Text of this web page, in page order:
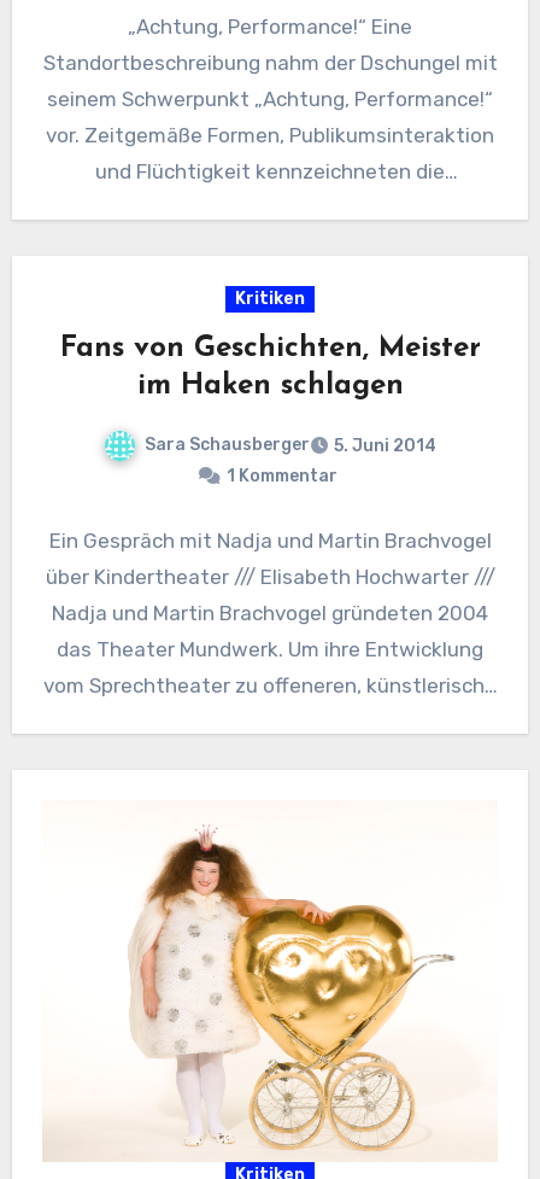
„Achtung, Performance!“ Eine
Standortbeschreibung nahm der Dschungel mit
seinem Schwerpunkt „Achtung, Performance!“
vor. Zeitgemäße Formen, Publikumsinteraktion
und Flüchtigkeit kennzeichneten die
Kritiken
Fans von Geschichten, Meister
im Haken schlagen
Sara Schausberger
5. Juni 2014
1 Kommentar
Ein Gespräch mit Nadja und Martin Brachvogel
über Kindertheater /// Elisabeth Hochwarter ///
Nadja und Martin Brachvogel gründeten 2004
das Theater Mundwerk. Um ihre Entwicklung
vom Sprechtheater zu offeneren, künstlerisch…
Kritiken